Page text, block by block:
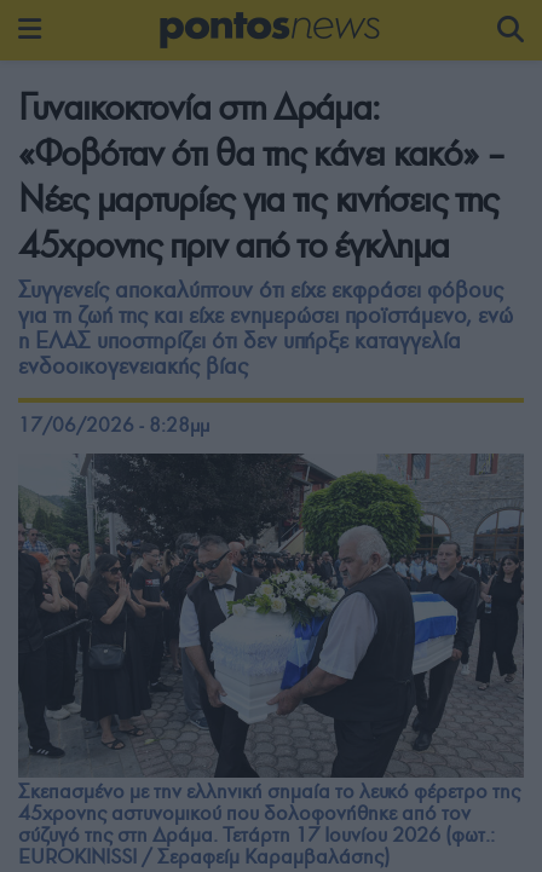
Γυναικοκτονία στη Δράμα:
«Φοβόταν ότι θα της κάνει κακό» –
Νέες μαρτυρίες για τις κινήσεις της
45χρονης πριν από το έγκλημα
Συγγενείς αποκαλύπτουν ότι είχε εκφράσει φόβους
για τη ζωή της και είχε ενημερώσει προϊστάμενο, ενώ
η ΕΛΑΣ υποστηρίζει ότι δεν υπήρξε καταγγελία
ενδοοικογενειακής βίας
17/06/2026 - 8:28μμ
Σκεπασμένο με την ελληνική σημαία το λευκό φέρετρο της
45χρονης αστυνομικού που δολοφονήθηκε από τον
σύζυγό της στη Δράμα. Τετάρτη 17 Ιουνίου 2026 (φωτ.:
EUROKINISSI / Σεραφείμ Καραμβαλάσης)